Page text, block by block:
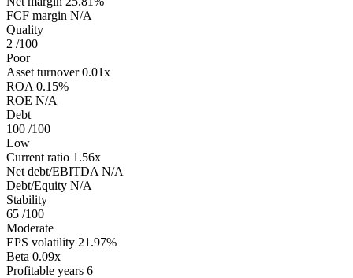
FCF margin N/A
Quality
2 /100
Poor
Asset turnover 0.01x
ROA 0.15%
ROE N/A
Debt
100 /100
Low
Current ratio 1.56x
Net debt/EBITDA N/A
Debt/Equity N/A
Stability
65 /100
Moderate
EPS volatility 21.97%
Beta 0.09x
Profitable years 6